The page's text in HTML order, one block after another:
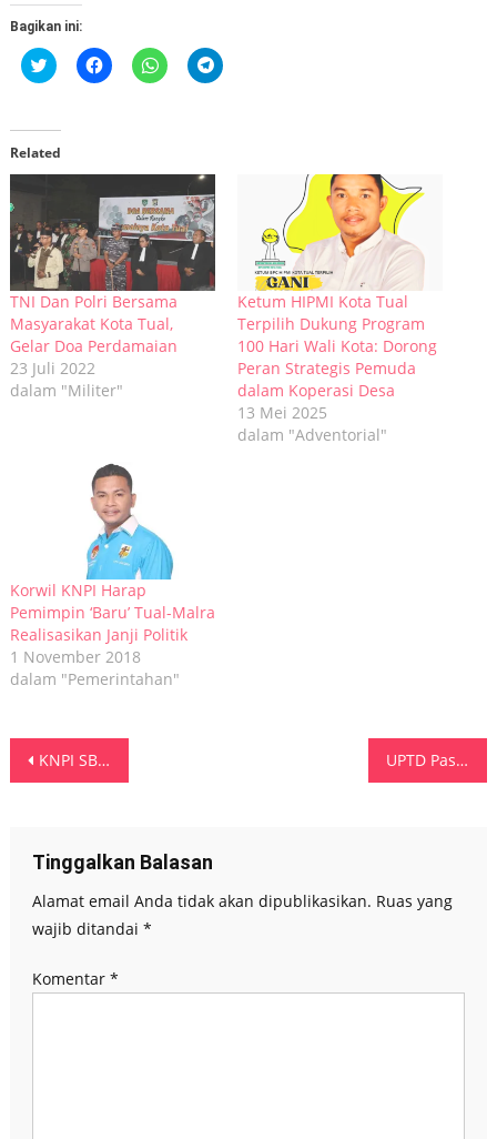
Bagikan ini:
Klik
untuk
di
jendela
yang
baru)
Klik
untuk
baru)
Klik
untuk
baru)
Klik
untuk
baru)
Related
TNI Dan Polri Bersama
Masyarakat Kota Tual,
Gelar Doa Perdamaian
23 Juli 2022
dalam "Militer"
Ketum HIPMI Kota Tual
Terpilih Dukung Program
100 Hari Wali Kota: Dorong
Peran Strategis Pemuda
dalam Koperasi Desa
13 Mei 2025
dalam "Adventorial"
Korwil KNPI Harap
Pemimpin ‘Baru’ Tual-Malra
Realisasikan Janji Politik
1 November 2018
dalam "Pemerintahan"
Navigasi
KNPI SBB Kritik Kinerja OPD Teknis, Sesali Abaikan Kebutuhan Dasar Air Bersih Satu Kampung UPTD Pasar Mardika Resmi Beroperasi, Pemprov Maluku Perkuat Tata Kelola
Tinggalkan Balasan
Alamat email Anda tidak akan dipublikasikan. Ruas yang
wajib ditandai *
Komentar *